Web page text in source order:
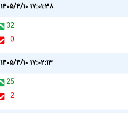
۱۴۰۵/۴/۱۰ ۱۷:۰۱:۳۸
32
0
۱۴۰۵/۴/۱۰ ۱۷:۰۲:۱۳
25
2